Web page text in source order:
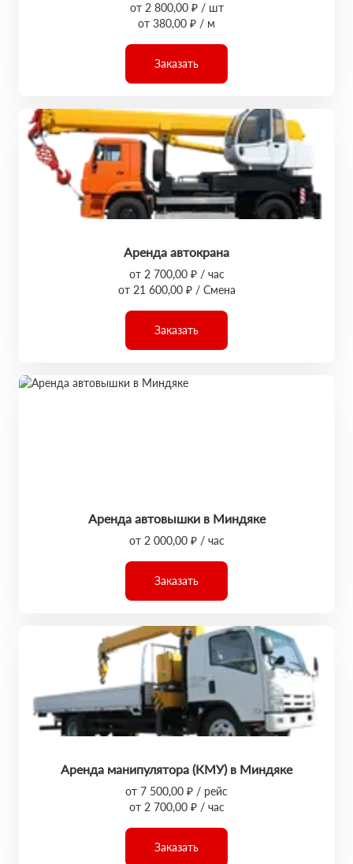
от 2 800,00 ₽ / шт
от 380,00 ₽ / м
Заказать
Аренда автокрана
от 2 700,00 ₽ / час
от 21 600,00 ₽ / Смена
Заказать
Аренда автовышки в Миндяке
от 2 000,00 ₽ / час
Заказать
Аренда манипулятора (КМУ) в Миндяке
от 7 500,00 ₽ / рейс
от 2 700,00 ₽ / час
Заказать